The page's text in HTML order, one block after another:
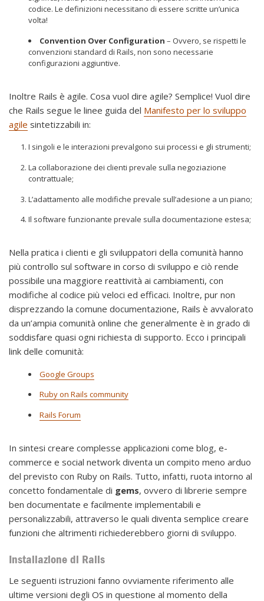
codice. Le definizioni necessitano di essere scritte un’unica
volta!
Convention Over Configuration – Ovvero, se rispetti le
convenzioni standard di Rails, non sono necessarie
configurazioni aggiuntive.
Inoltre Rails è agile. Cosa vuol dire agile? Semplice! Vuol dire
che Rails segue le linee guida del Manifesto per lo sviluppo
agile sintetizzabili in:
I singoli e le interazioni prevalgono sui processi e gli strumenti;
La collaborazione dei clienti prevale sulla negoziazione
contrattuale;
L’adattamento alle modifiche prevale sull’adesione a un piano;
Il software funzionante prevale sulla documentazione estesa;
Nella pratica i clienti e gli sviluppatori della comunità hanno
più controllo sul software in corso di sviluppo e ciò rende
possibile una maggiore reattività ai cambiamenti, con
modifiche al codice più veloci ed efficaci. Inoltre, pur non
disprezzando la comune documentazione, Rails è avvalorato
da un’ampia comunità online che generalmente è in grado di
soddisfare quasi ogni richiesta di supporto. Ecco i principali
link delle comunità:
Google Groups
Ruby on Rails community
Rails Forum
In sintesi creare complesse applicazioni come blog, e-
commerce e social network diventa un compito meno arduo
del previsto con Ruby on Rails. Tutto, infatti, ruota intorno al
concetto fondamentale di gems, ovvero di librerie sempre
ben documentate e facilmente implementabili e
personalizzabili, attraverso le quali diventa semplice creare
funzioni che altrimenti richiederebbero giorni di sviluppo.
Installazione di Rails
Le seguenti istruzioni fanno ovviamente riferimento alle
ultime versioni degli OS in questione al momento della